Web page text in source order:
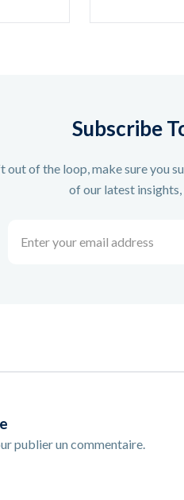
Subscribe
out of the loop, make sure you
of our latest
your
publier un commentaire.